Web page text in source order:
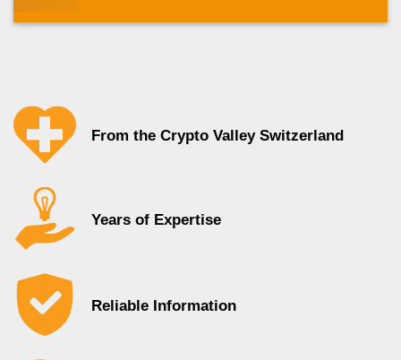
From the Crypto Valley Switzerland
Years of Expertise
Reliable Information